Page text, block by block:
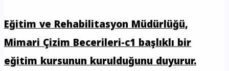
Eğitim ve Rehabilitasyon Müdürlüğü,
Mimari Çizim Becerileri-c1 başlıklı bir
eğitim kursunun kurulduğunu duyurur.